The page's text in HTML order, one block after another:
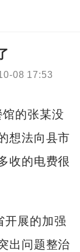
08 17:53
的张某没
想法向县市
收的电费很
开展的加强
出问题整治